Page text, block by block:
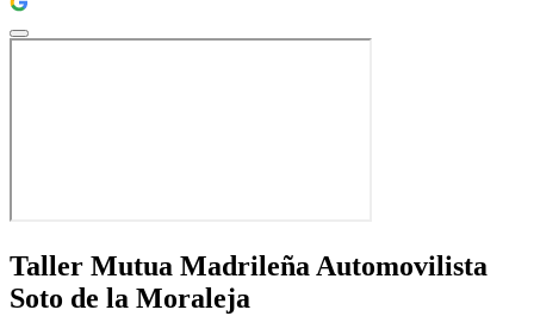
Taller Mutua Madrileña Automovilista
Soto de la Moraleja